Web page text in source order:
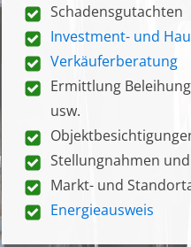
Schadensgutachten
Investment- und
Verkäuferberatung
Ermittlung
usw.
Stellungnahmen
Markt- und
Energieausweis